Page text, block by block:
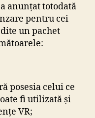
anunțat totodată
pentru cei
un pachet
posesia celui ce
fi utilizată și
VR;